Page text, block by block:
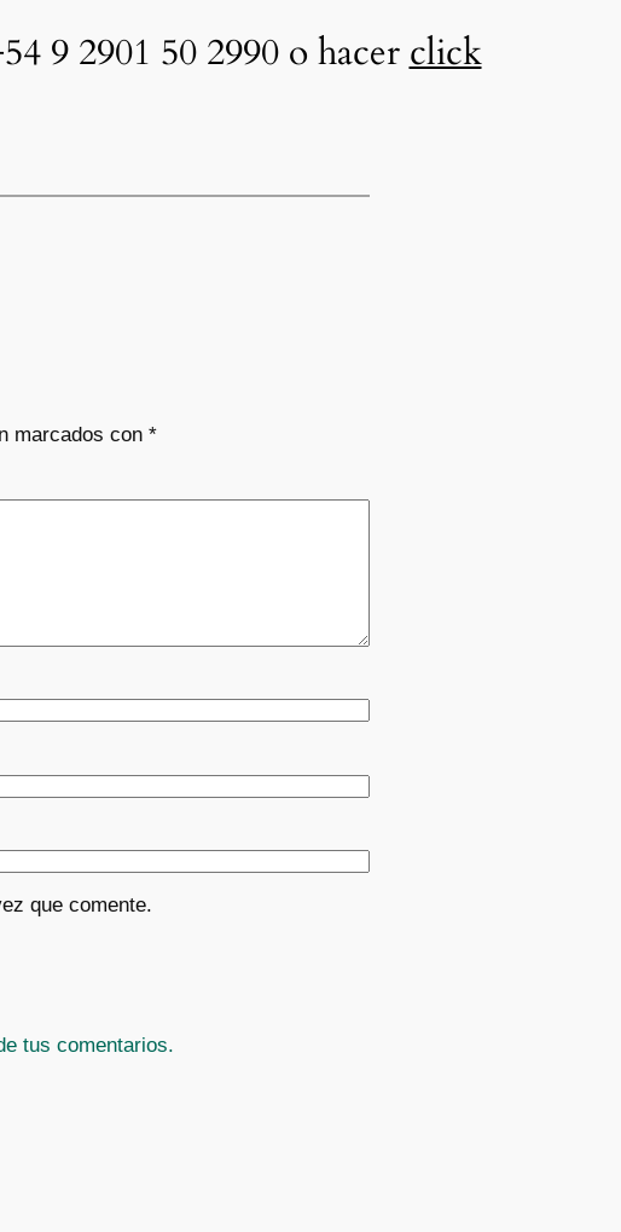
9 2901 50 2990 o hacer click
marcados con *
que comente.
tus comentarios.